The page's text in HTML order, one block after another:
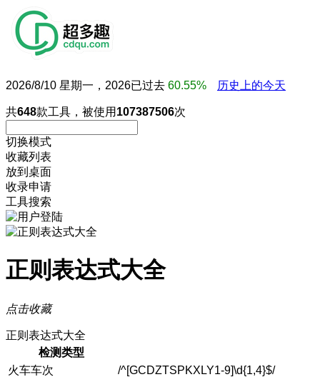
2026/8/10 星期一，2026已过去 60.55% 历史上的今天
共648款工具，被使用 107387506次
切换模式
收藏列表
放到桌面
收录申请
工具搜索
正则表达式大全
点击收藏
正则表达式大全
检测类型
火车车次
/^[GCDZTSPKXLY1-9]\d{1,4}$/